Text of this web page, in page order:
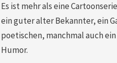
Es ist mehr als eine
ein guter alter Bekannter, ein
poetischen, manchmal auch
Humor.